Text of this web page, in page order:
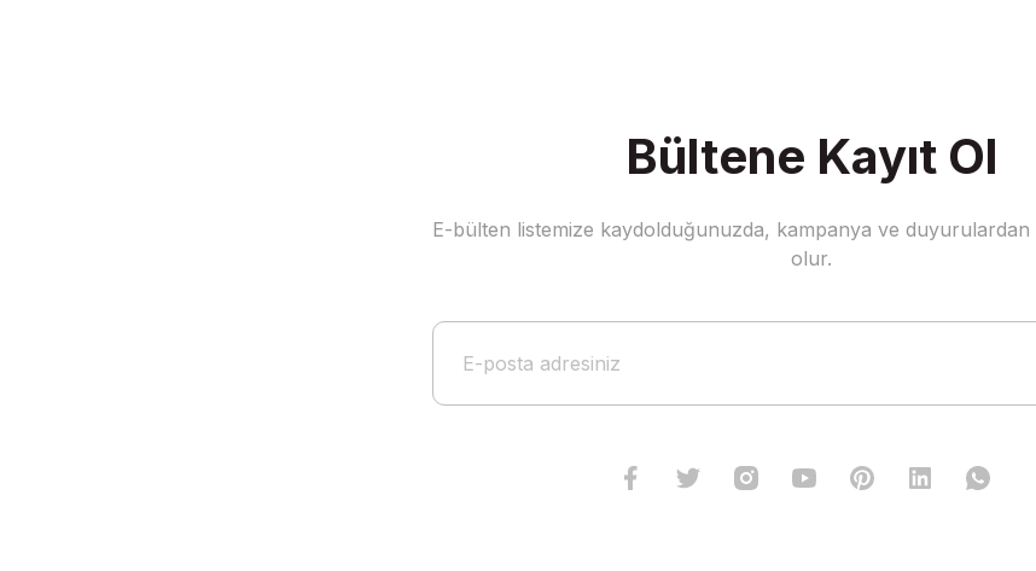
Bültene Kayıt Ol
E-bülten listemize kaydolduğunuzda, kampanya ve duyurulardan
olur.